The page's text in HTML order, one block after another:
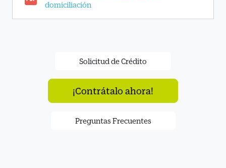
domiciliación
Solicitud de Crédito
¡Contrátalo ahora!
Preguntas Frecuentes